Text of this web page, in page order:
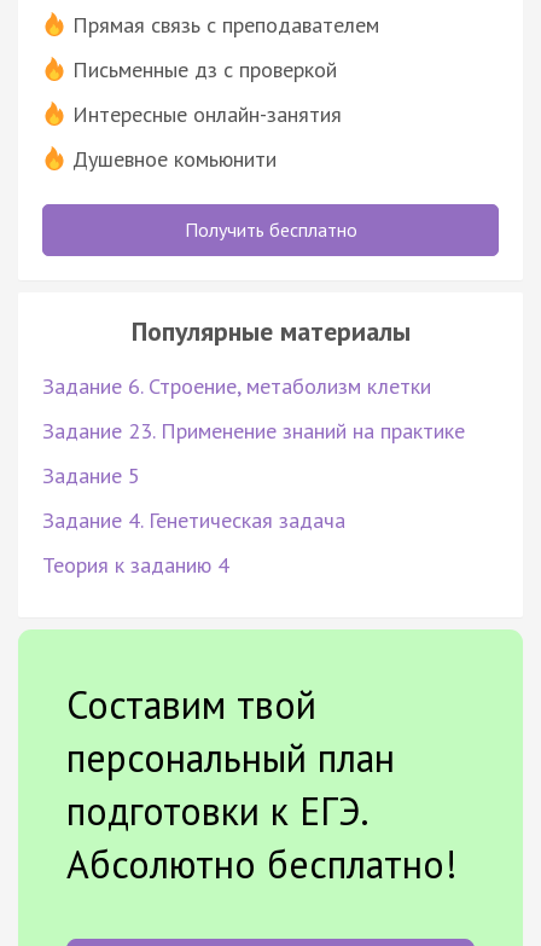
Прямая связь с преподавателем
Письменные дз с проверкой
Интересные онлайн-занятия
Душевное комьюнити
Получить бесплатно
Популярные материалы
Задание 6. Строение, метаболизм клетки
Задание 23. Применение знаний на практике
Задание 5
Задание 4. Генетическая задача
Теория к заданию 4
Составим твой
персональный план
подготовки к ЕГЭ.
Абсолютно бесплатно!